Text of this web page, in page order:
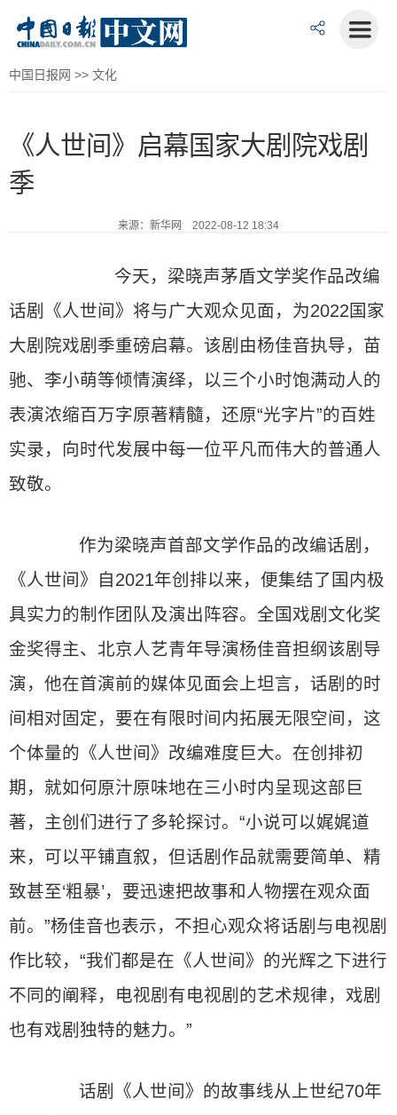
中国日报网 >> 文化
《人世间》启幕国家大剧院戏剧
季
来源：新华网 2022-08-12 18:34
今天，梁晓声茅盾文学奖作品改编
话剧《人世间》将与广大观众见面，为2022国家
大剧院戏剧季重磅启幕。该剧由杨佳音执导，苗
驰、李小萌等倾情演绎，以三个小时饱满动人的
表演浓缩百万字原著精髓，还原“光字片”的百姓
实录，向时代发展中每一位平凡而伟大的普通人
致敬。
作为梁晓声首部文学作品的改编话剧，
《人世间》自2021年创排以来，便集结了国内极
具实力的制作团队及演出阵容。全国戏剧文化奖
金奖得主、北京人艺青年导演杨佳音担纲该剧导
演，他在首演前的媒体见面会上坦言，话剧的时
间相对固定，要在有限时间内拓展无限空间，这
个体量的《人世间》改编难度巨大。在创排初
期，就如何原汁原味地在三小时内呈现这部巨
著，主创们进行了多轮探讨。“小说可以娓娓道
来，可以平铺直叙，但话剧作品就需要简单、精
致甚至‘粗暴’，要迅速把故事和人物摆在观众面
前。”杨佳音也表示，不担心观众将话剧与电视剧
作比较，“我们都是在《人世间》的光辉之下进行
不同的阐释，电视剧有电视剧的艺术规律，戏剧
也有戏剧独特的魅力。”
话剧《人世间》的故事线从上世纪70年